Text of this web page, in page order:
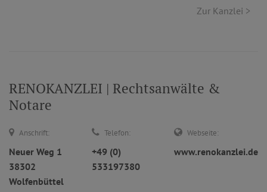
Zur Kanzlei >
RENOKANZLEI | Rechtsanwälte &
Notare
Anschrift:
Neuer Weg 1
38302
Wolfenbüttel
Telefon:
+49 (0)
533197380
Webseite:
www.renokanzlei.de